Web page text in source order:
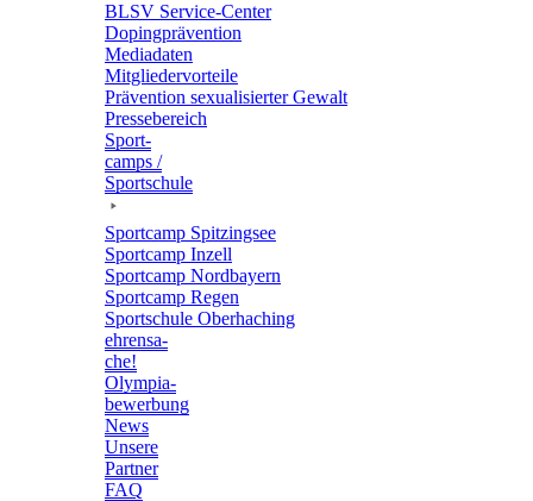
BLSV Service-Center
Doping­prä­ven­tion
Media­da­ten
Mitglie­der­vor­teile
Präven­tion sexua­li­sier­ter Gewalt
Pres­se­be­reich
Sport­
camps /
Sportschule
Sport­camp Spitzingsee
Sport­camp Inzell
Sport­camp Nordbayern
Sport­camp Regen
Sport­schule Oberhaching
ehren­sa­
che!
Olym­pia­
be­wer­bung
News
Unsere
Part­ner
FAQ